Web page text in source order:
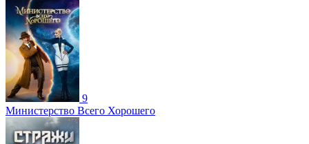
9
Министерство Всего Хорошего